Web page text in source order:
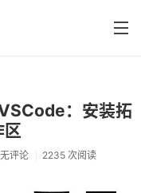
：安装拓
区
评论 2235 次阅读